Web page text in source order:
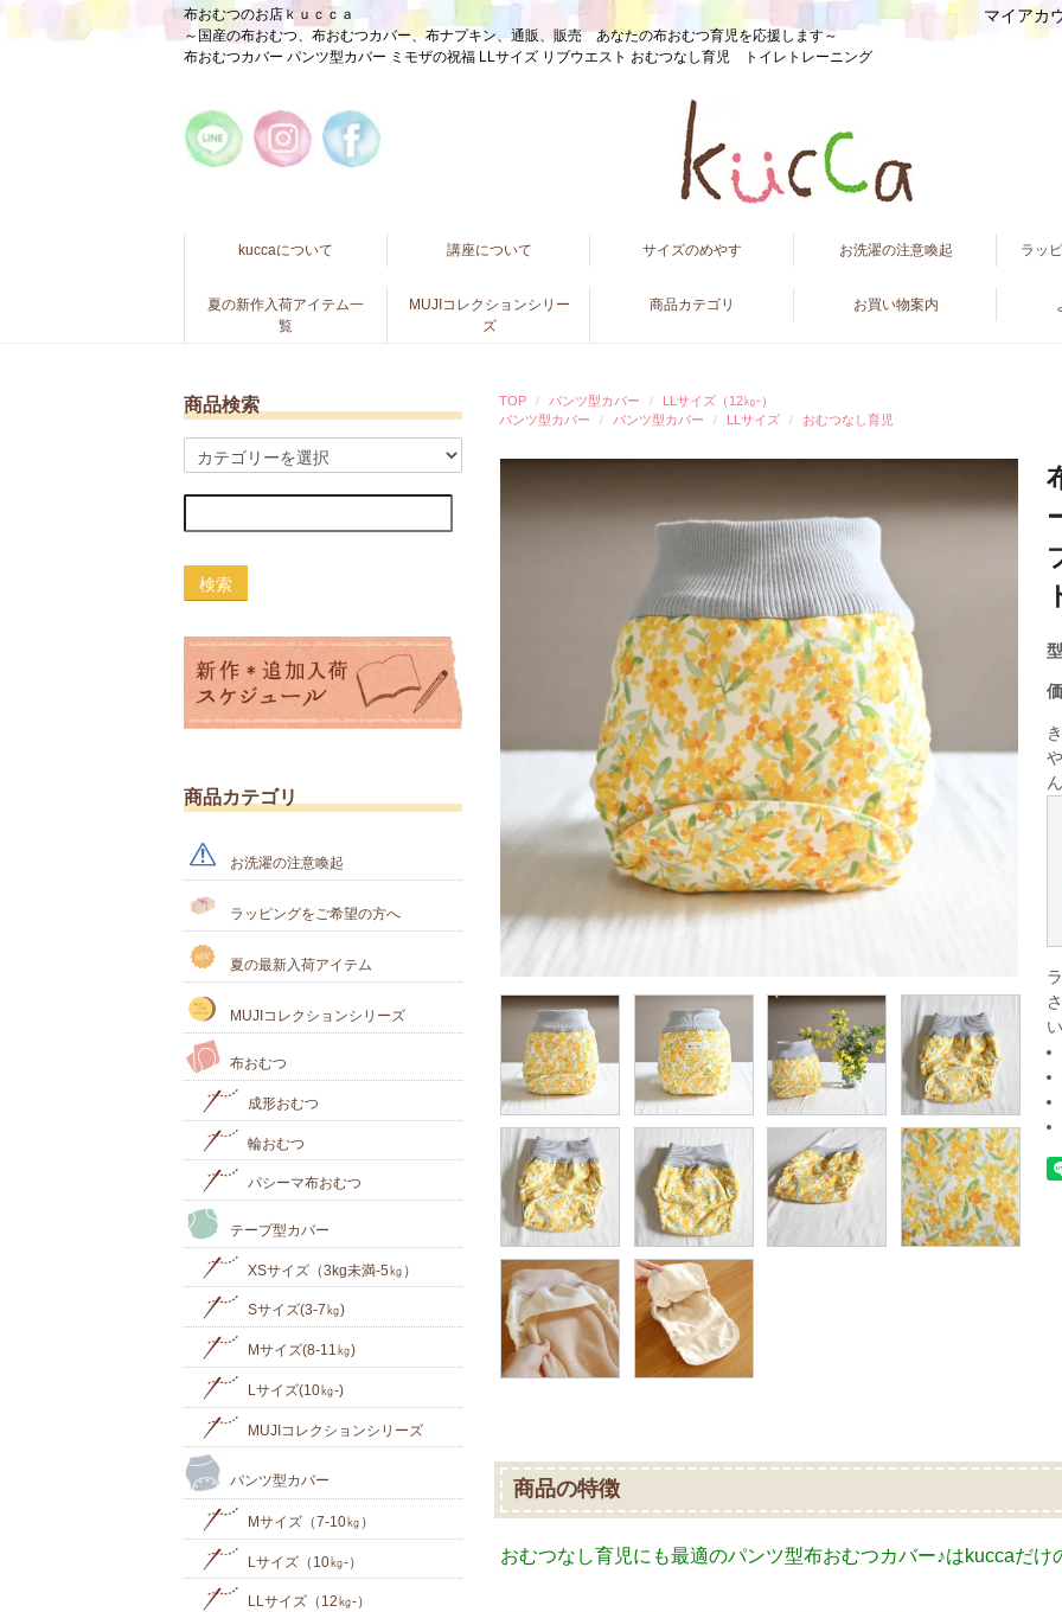
布おむつのお店ｋｕｃｃａ
～国産の布おむつ、布おむつカバー、布ナプキン、通販、販売 あなたの布おむつ育児を応援します～
布おむつカバー パンツ型カバー ミモザの祝福 LLサイズ リブウエスト おむつなし育児 トイレトレーニング
マイアカ
kuccaについて 講座について サイズのめやす お洗濯の注意喚起 ラッ
夏の新作入荷アイテム一
覧
MUJIコレクションシリー
ズ
商品カテゴリ お買い物案内
TOP パンツ型カバー
LLサイズ（12㎏-）
パンツ型カバー
パンツ型カバー LLサイズ おむつなし育児
い
商品の特徴
おむつなし育児にも最適のパンツ型布おむつカバー♪はkuccaだけ
商品検索
検索
商品カテゴリ
お洗濯の注意喚起
ラッピングをご希望の方へ
夏の最新入荷アイテム
MUJIコレクションシリーズ
布おむつ
成形おむつ
輪おむつ
パシーマ布おむつ
テープ型カバー
XSサイズ（3kg未満-5㎏）
Sサイズ(3-7㎏)
Mサイズ(8-11㎏)
Lサイズ(10㎏‐)
MUJIコレクションシリーズ
パンツ型カバー
Mサイズ（7-10㎏）
Lサイズ（10㎏-）
LLサイズ（12㎏-）